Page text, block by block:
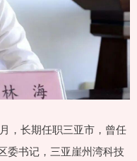
，长期任职三亚市，曾任
委书记，三亚崖州湾科技